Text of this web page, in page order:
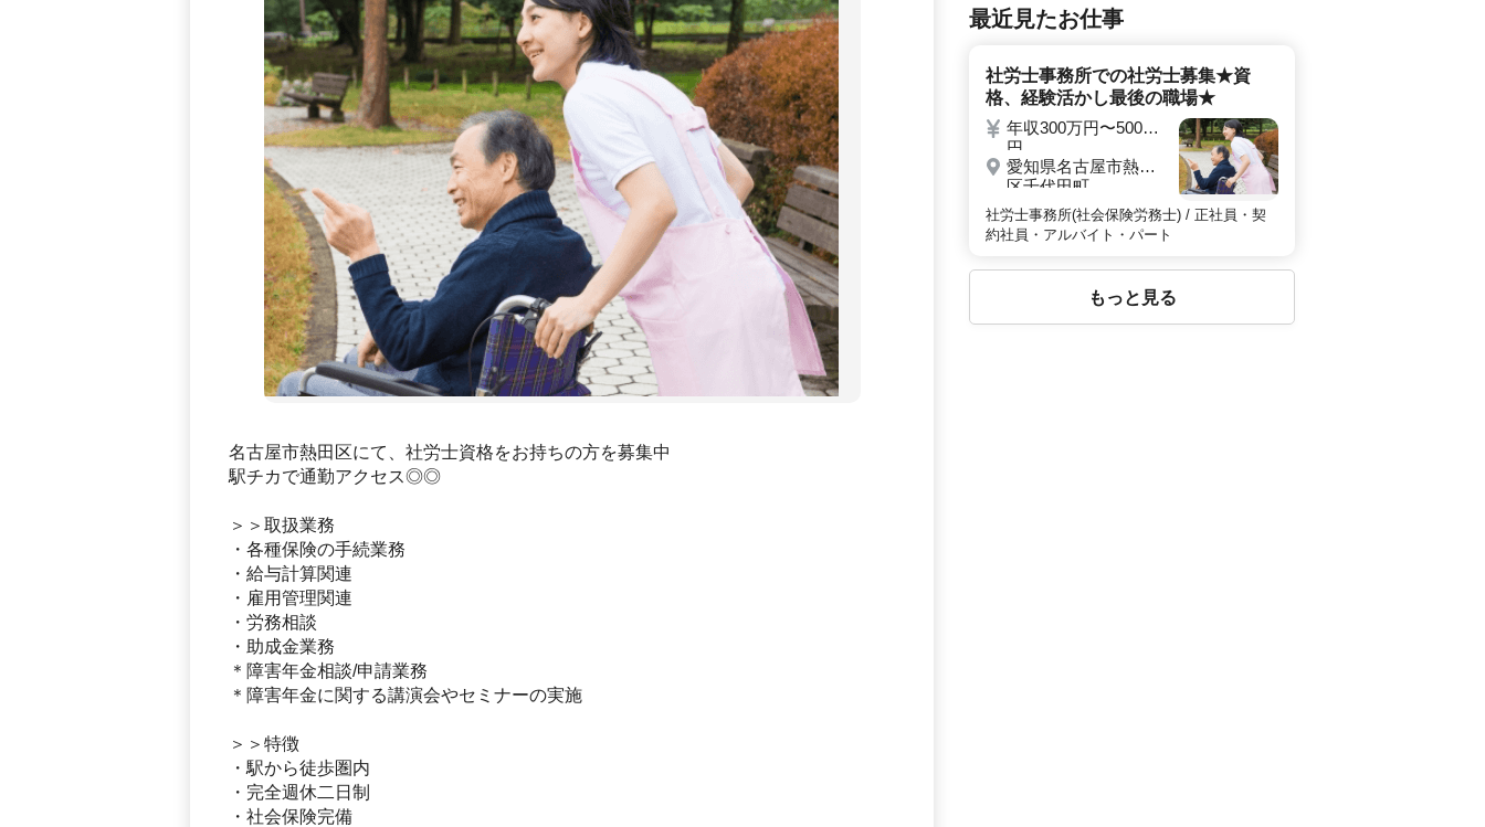
名古屋市熱田区にて、社労士資格をお持ちの方を募集中
駅チカで通勤アクセス◎◎
＞＞取扱業務
・各種保険の手続業務
・給与計算関連
・雇用管理関連
・労務相談
・助成金業務
＊障害年金相談/申請業務
＊障害年金に関する講演会やセミナーの実施
＞＞特徴
・駅から徒歩圏内
・完全週休二日制
・社会保険完備
最近見たお仕事
社労士事務所での社労士募集★資
格、経験活かし最後の職場★
年収300万円〜500万
円
愛知県名古屋市熱田
区千代田町
社労士事務所(社会保険労務士) / 正社員・契
約社員・アルバイト・パート
もっと見る